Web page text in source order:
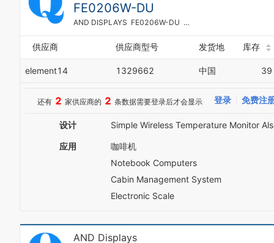
FE0206W-DU
AND DISPLAYS FE0206W-DU 液晶显示屏
供应商 供应商型号 发货地 库存
element14 1329662 中国 39
还有 2 家供应商的 2 条数据需要登录后才会显示 登录 免费注
设计 Simple Wireless Temperature Monitor
应用
咖啡机
Notebook Computers
Cabin Management System
Electronic Scale
AND Displays